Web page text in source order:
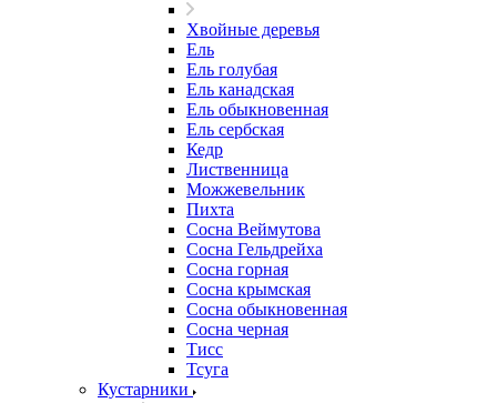
Хвойные деревья
Ель
Ель голубая
Ель канадская
Ель обыкновенная
Ель сербская
Кедр
Лиственница
Можжевельник
Пихта
Сосна Веймутова
Сосна Гельдрейха
Сосна горная
Сосна крымская
Сосна обыкновенная
Сосна черная
Тисс
Тсуга
Кустарники